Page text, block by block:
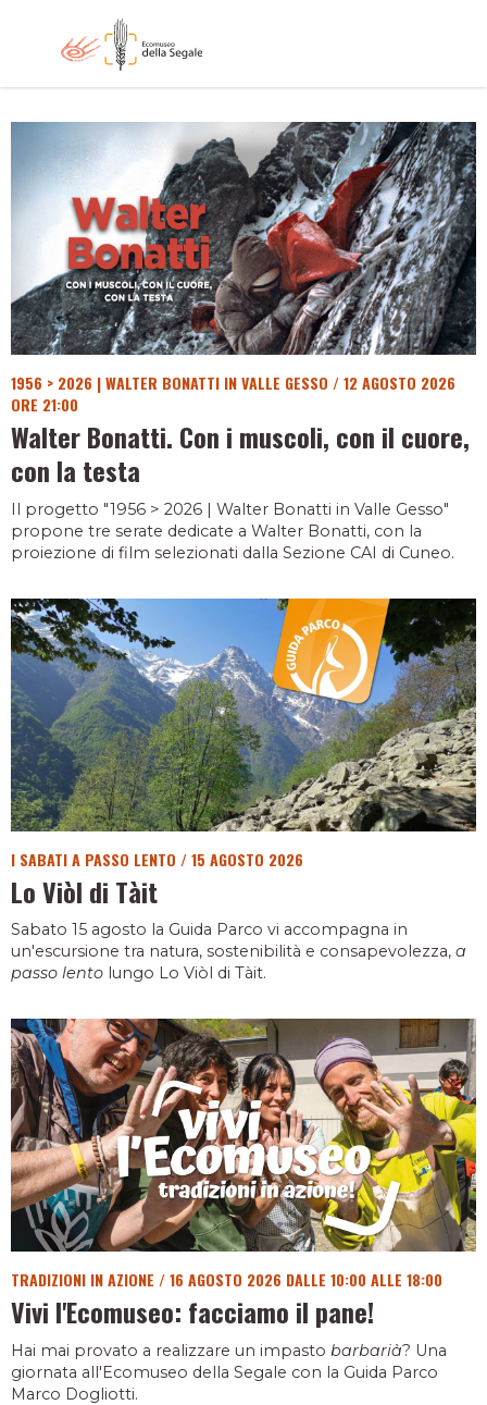
1956 > 2026 | WALTER BONATTI IN VALLE GESSO /12 AGOSTO 2026
ORE 21:00
Walter Bonatti. Con i muscoli, con il cuore,
con la testa
Il progetto "1956 > 2026 | Walter Bonatti in Valle Gesso"
propone tre serate dedicate a Walter Bonatti, con la
proiezione di film selezionati dalla Sezione CAI di Cuneo.
I SABATI A PASSO LENTO /15 AGOSTO 2026
Lo Viòl di Tàit
Sabato 15 agosto la Guida Parco vi accompagna in
un'escursione tra natura, sostenibilità e consapevolezza, a
passo lento lungo Lo Viòl di Tàit.
TRADIZIONI IN AZIONE /16 AGOSTO 2026 DALLE 10:00 ALLE 18:00
Vivi l'Ecomuseo: facciamo il pane!
Hai mai provato a realizzare un impasto barbarià? Una
giornata all'Ecomuseo della Segale con la Guida Parco
Marco Dogliotti.